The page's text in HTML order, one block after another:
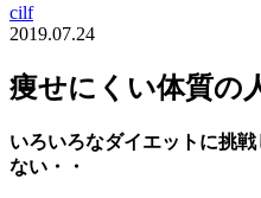
cilf
2019.07.24
痩せにくい体質の
いろいろなダイエットに挑
ない・・